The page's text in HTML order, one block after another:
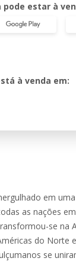
estar à
à venda em:
em
as nações
se na
do Norte
se